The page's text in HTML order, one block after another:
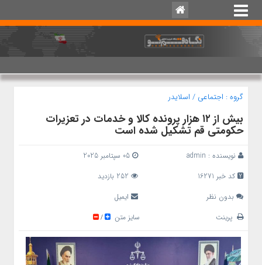
گروه : اجتماعی / اسلایدر
بیش از ۱۲ هزار پرونده کالا و خدمات در تعزیرات
حکومتی قم تشکیل شده است
نویسنده : admin
05 سپتامبر 2025
کد خبر 16271
بدون نظر
ایمیل
پرینت
سایز متن /